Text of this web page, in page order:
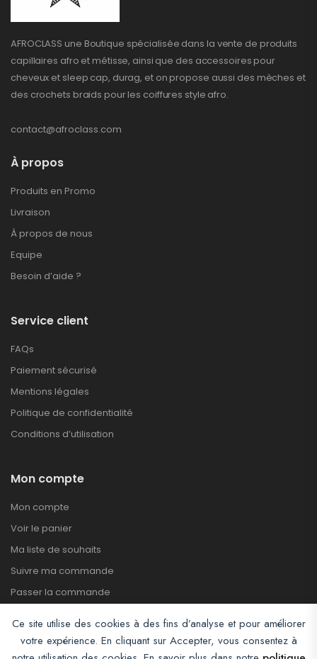
Ce site utilise des cookies à des fins d’analyse et pour améliorer
votre expérience. En cliquant sur Accepter, vous consentez à
AFROCLASS une Boutique spécialisée dans la vente de produits
capillaires afro et métisse, ainsi que des accessoires pour
cheveux et sleep cap, durag, et on propose aussi des mèches et
des crochets braids pour les coiffures style afro.
contact@afroclass.com
À propos
Produits en Promo
Livraison
À propos de nous
Equipe
Besoin d’aide ?
Service client
FAQs
Paiement sécurisé
Mentions légales
Politique de confidentialité
Conditions d’utilisation
Mon compte
Mon compte
Voir le panier
Ma liste de souhaits
Suivre ma commande
Passer la commande